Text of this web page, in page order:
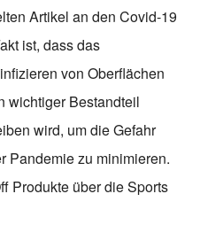
Artikel an den Covid-19
ist, dass das
von Oberflächen
wichtiger Bestandteil
wird, um die Gefahr
Pandemie zu minimieren.
Produkte über die Sports